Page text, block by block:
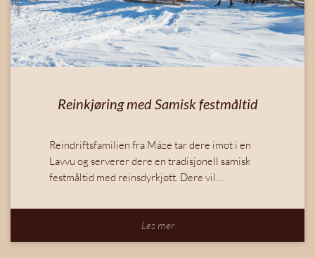
Reinkjøring med Samisk festmåltid
Reindriftsfamilien fra Máze tar dere imot i en
Lavvu og serverer dere en tradisjonell samisk
festmåltid med reinsdyrkjøtt. Dere vil…
Les mer